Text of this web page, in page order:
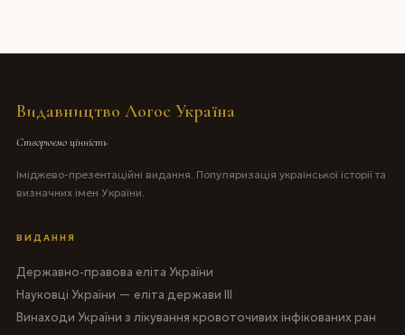
Видавництво Логос Україна
Створюємо цінність
Іміджево-презентаційні видання. Популяризація української історії та
визначних імен України.
ВИДАННЯ
Державно-правова еліта України
Науковці України — еліта держави III
Винаходи України з лікування кровоточивих інфікованих ран